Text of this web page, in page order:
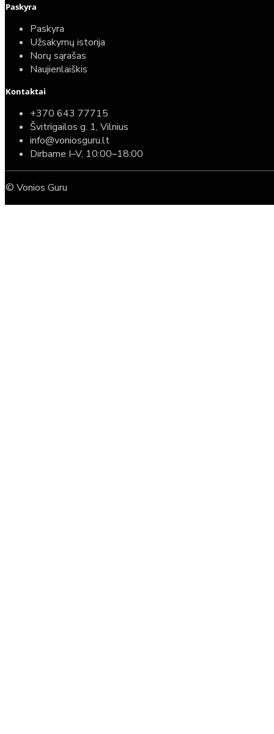
Paskyra
Paskyra
Užsakymų istorija
Norų sąrašas
Naujienlaiškis
Kontaktai
+370 643 77715
Švitrigailos g. 1, Vilnius
info@voniosguru.lt
Dirbame I–V, 10:00–18:00
© Vonios Guru